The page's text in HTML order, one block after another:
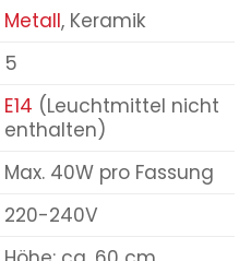
Metall, Keramik
5
E14 (Leuchtmittel nicht
enthalten)
Max. 40W pro Fassung
220-240V